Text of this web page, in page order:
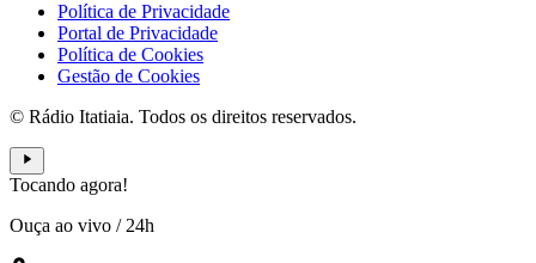
Política de Privacidade
Portal de Privacidade
Política de Cookies
Gestão de Cookies
© Rádio Itatiaia. Todos os direitos reservados.
Tocando agora!
Ouça ao vivo / 24h